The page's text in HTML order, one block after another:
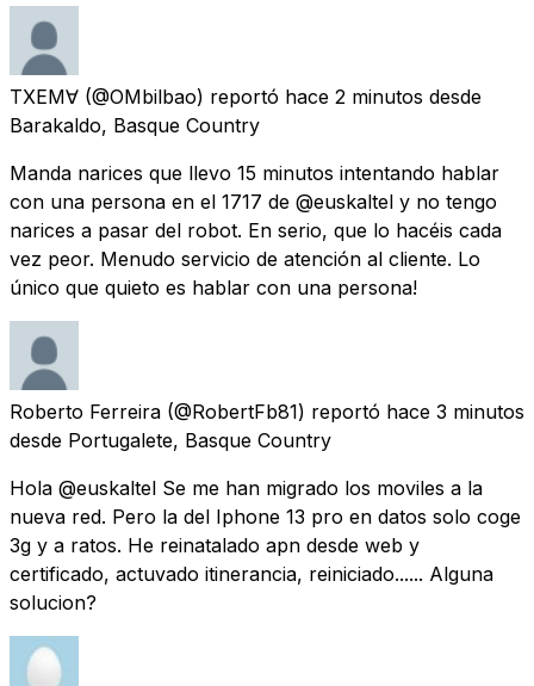
TXEM∀ (@OMbilbao) reportó hace 2 minutos desde
Barakaldo, Basque Country
Manda narices que llevo 15 minutos intentando hablar
con una persona en el 1717 de @euskaltel y no tengo
narices a pasar del robot. En serio, que lo hacéis cada
vez peor. Menudo servicio de atención al cliente. Lo
único que quieto es hablar con una persona!
Roberto Ferreira (@RobertFb81) reportó hace 3 minutos
desde Portugalete, Basque Country
Hola @euskaltel Se me han migrado los moviles a la
nueva red. Pero la del Iphone 13 pro en datos solo coge
3g y a ratos. He reinatalado apn desde web y
certificado, actuvado itinerancia, reiniciado...... Alguna
solucion?